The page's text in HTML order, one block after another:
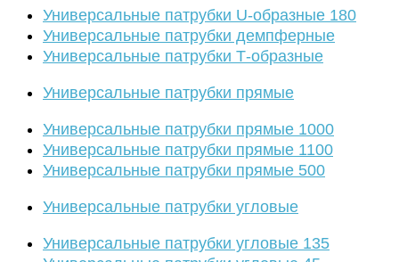
Универсальные патрубки U-образные 180
Универсальные патрубки демпферные
Универсальные патрубки Т-образные
Универсальные патрубки прямые
Универсальные патрубки прямые 1000
Универсальные патрубки прямые 1100
Универсальные патрубки прямые 500
Универсальные патрубки угловые
Универсальные патрубки угловые 135